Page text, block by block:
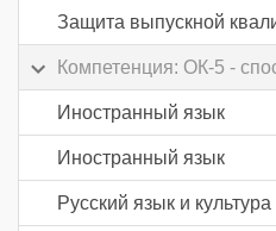
Компетенция: ОК-5 -
Иностранный язык
Иностранный язык
Русский язык и культура